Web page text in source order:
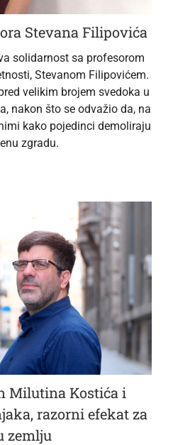
Stevana Filipovića
solidarnost sa profesorom
Stevanom Filipovićem.
velikim brojem svedoka u
nakon što se odvažio da, na
kako pojedinci demoliraju
zgradu.
Milutina Kostića i
razorni efekat za
zemlju